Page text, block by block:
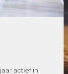
actief in